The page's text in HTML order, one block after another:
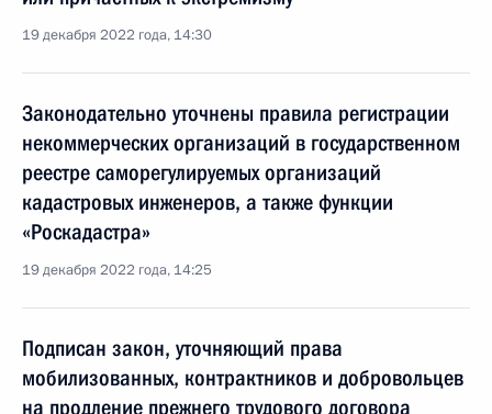
19 декабря 2022 года, 14:30
Законодательно уточнены правила регистрации
некоммерческих организаций в государственном
реестре саморегулируемых организаций
кадастровых инженеров, а также функции
«Роскадастра»
19 декабря 2022 года, 14:25
Подписан закон, уточняющий права
мобилизованных, контрактников и добровольцев
на продление прежнего трудового договора